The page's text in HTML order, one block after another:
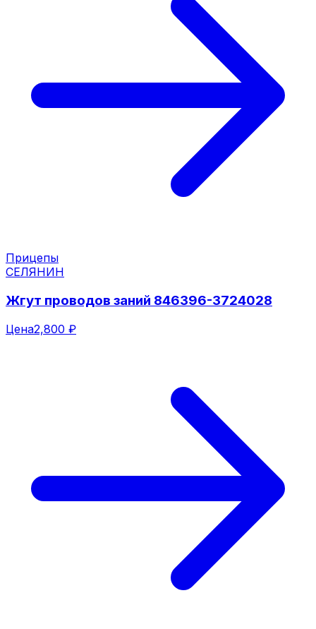
Прицепы
СЕЛЯНИН
Жгут проводов заний 846396-3724028
Цена2,800 ₽